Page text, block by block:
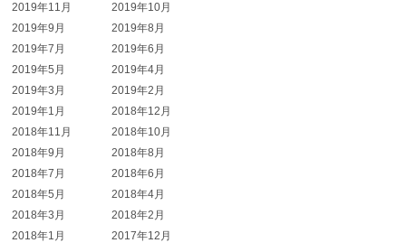
2019年11月
2019年10月
2019年9月
2019年8月
2019年7月
2019年6月
2019年5月
2019年4月
2019年3月
2019年2月
2019年1月
2018年12月
2018年11月
2018年10月
2018年9月
2018年8月
2018年7月
2018年6月
2018年5月
2018年4月
2018年3月
2018年2月
2018年1月
2017年12月